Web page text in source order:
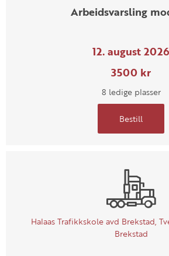
Arbeidsvarsling
12. august 2026
3500 kr
8 ledige plasser
Bestill
Halaas Trafikkskole avd Brekstad,
Brekstad